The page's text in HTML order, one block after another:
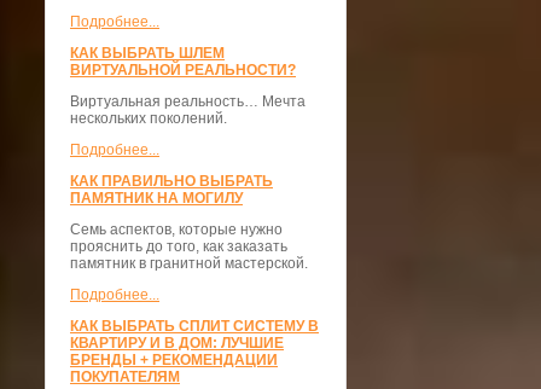
Подробнее...
КАК ВЫБРАТЬ ШЛЕМ
ВИРТУАЛЬНОЙ РЕАЛЬНОСТИ?
Виртуальная реальность… Мечта
нескольких поколений.
Подробнее...
КАК ПРАВИЛЬНО ВЫБРАТЬ
ПАМЯТНИК НА МОГИЛУ
Семь аспектов, которые нужно
прояснить до того, как заказать
памятник в гранитной мастерской.
Подробнее...
КАК ВЫБРАТЬ СПЛИТ СИСТЕМУ В
КВАРТИРУ И В ДОМ: ЛУЧШИЕ
БРЕНДЫ + РЕКОМЕНДАЦИИ
ПОКУПАТЕЛЯМ